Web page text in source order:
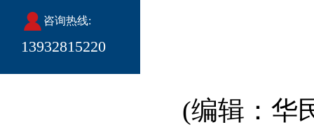
咨询热线:
13932815220
(编辑：华